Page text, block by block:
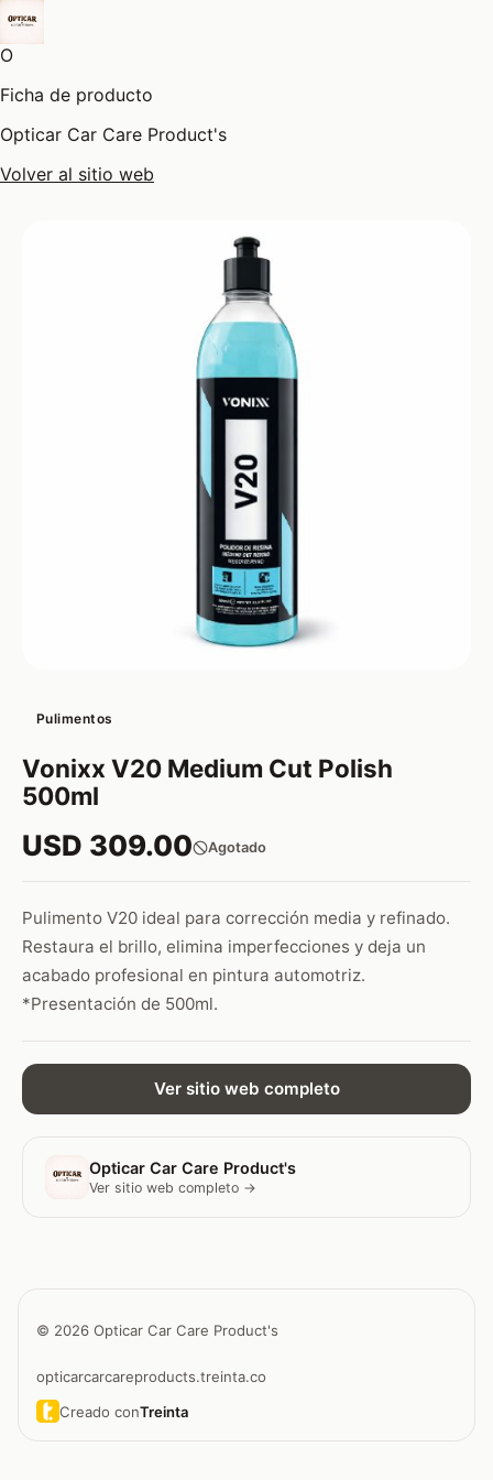
O
Ficha de producto
Opticar Car Care Product's
Volver al sitio web
Pulimentos
Vonixx V20 Medium Cut Polish
500ml
USD 309.00 Agotado
Pulimento V20 ideal para corrección media y refinado.
Restaura el brillo, elimina imperfecciones y deja un
acabado profesional en pintura automotriz.
*Presentación de 500ml.
Ver sitio web completo
Opticar Car Care Product's
Ver sitio web completo →
© 2026 Opticar Car Care Product's
opticarcarcareproducts.treinta.co
Creado conTreinta